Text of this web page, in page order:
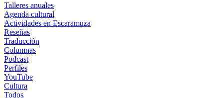
Talleres anuales
Agenda cultural
Actividades en Escaramuza
Reseñas
Traducción
Columnas
Podcast
Perfiles
YouTube
Cultura
Todos